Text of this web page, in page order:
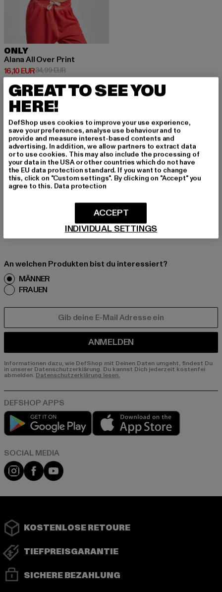
ONLY
Alana All Over Print
16,10 EUR
Derzeitiger Preis: 16,10 EUR
34,99 EURAktionspreis: 34,99 EUR
MELDE DICH AN, UM
INSPIRIERT ZU BLEI
BEN!
erhalte künftig Informationen über aktuelle Tre
nds, Angebote und Gutscheine von DefShop p
An welchen Produkten bist du interessiert?
MÄNNER
FRAUEN
ANMELDEN
Informationen dazu, wie DefShop mit Deinen Daten umgeht, findest Du
in unserer Datenschutzerklärung. Du kannst Dich jederzeit kostenfei
abmelden. Datenschutzerklärung lesen.
Play market
Instagram
FacebookYouTube
KOSTENLOSE RETOURE
TIEFPREISGARANTIE
SICHERE BEZAHLUNG
GREAT TO SEE YOU
HERE!
DefShop uses cookies to improve your use experience,
save your preferences, analyse use behaviour and to
provide and measure interest-based contents and
advertising. In addition, we allow partners to extract data
or to use cookies. This may also include the processing of
your data in the USA or other countries which do not have
the EU data protection standard. If you want to change
this, click on "Custom settings". By clicking on "Accept" you
agree to this. Data protection
INDIVIDUAL SETTINGS
ACCEPT